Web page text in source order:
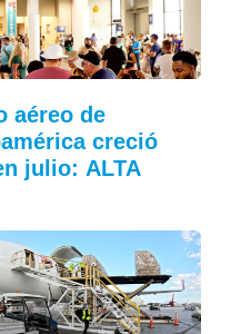
aéreo de
creció
julio: ALTA